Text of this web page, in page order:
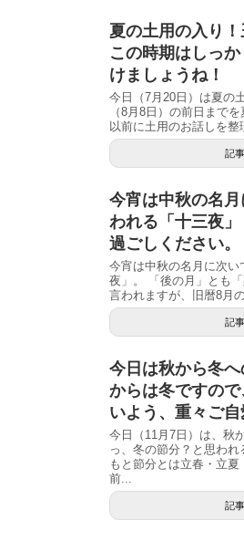
夏の土用の入り！
この時期はしっ
けましょうね！
今日（7月20日）は夏の
（8月8日）の前日まで
以前に土用のお話しを整
記
今宵は中秋の名
われる「十三夜
過ごしください。
今宵は中秋の名月に次
夜」。 「後の月」とも
言われますが、旧暦8月
記
今日は秋から冬
からは冬ですの
いよう、重々ご自
今日（11月7日）は、秋
っ、冬の節分？と思わ
もと節分とは立春・立
前...
記